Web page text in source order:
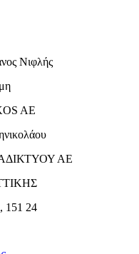
Νιφλής
AE
ΑΕ
151 24